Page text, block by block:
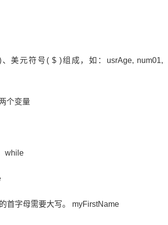
美元符号( $ )组成，如：usrAge, num01,
个变量
while
首字母需要大写。 myFirstName